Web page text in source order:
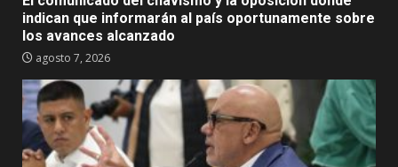
indican que informarán al país oportunamente sobre
los avances alcanzado
agosto 7, 2026